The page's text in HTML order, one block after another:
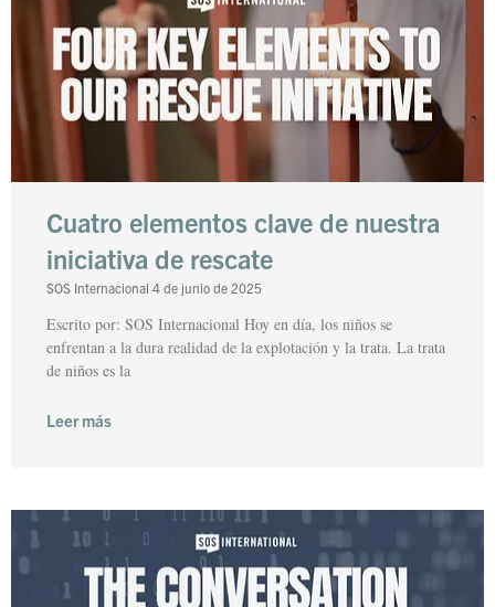
Cuatro elementos clave de nuestra
iniciativa de rescate
SOS Internacional 4 de junio de 2025
Escrito por: SOS Internacional Hoy en día, los niños se
enfrentan a la dura realidad de la explotación y la trata. La trata
de niños es la
Leer más